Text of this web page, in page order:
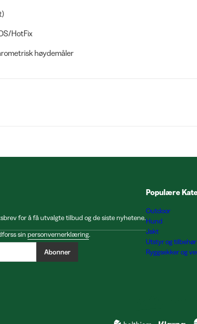
HotFix
høydemåler
for å få utvalgte tilbud og de siste nyhetene.
sin personvernerklæring.
Abonner
Populære
Outdoor
Hund
Jakt
Utstyr og tilbehør
Ryggsekker og